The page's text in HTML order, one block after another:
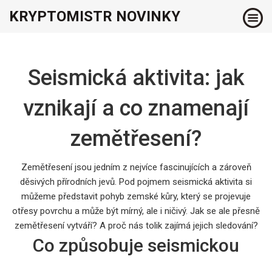
KRYPTOMISTR NOVINKY
Seismická aktivita: jak
vznikají a co znamenají
zemětřesení?
Zemětřesení jsou jedním z nejvíce fascinujících a zároveň
děsivých přírodních jevů. Pod pojmem seismická aktivita si
můžeme představit pohyb zemské kůry, který se projevuje
otřesy povrchu a může být mírný, ale i ničivý. Jak se ale přesně
zemětřesení vytváří? A proč nás tolik zajímá jejich sledování?
Co způsobuje seismickou